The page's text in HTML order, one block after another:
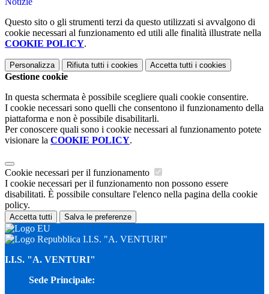
Questo sito o gli strumenti terzi da questo utilizzati si avvalgono di
cookie necessari al funzionamento ed utili alle finalità illustrate nella
COOKIE POLICY.
Personalizza Rifiuta tutti i cookies Accetta tutti i cookies
Gestione cookie
In questa schermata è possibile scegliere quali cookie consentire.
I cookie necessari sono quelli che consentono il funzionamento della
piattaforma e non è possibile disabilitarli.
Per conoscere quali sono i cookie necessari al funzionamento potete
visionare la COOKIE POLICY.
Cookie necessari per il funzionamento
I cookie necessari per il funzionamento non possono essere
disabilitati. È possibile consultare l'elenco nella pagina della cookie
policy.
Accetta tutti Salva le preferenze
I.I.S. "A. VENTURI"
I.I.S. "A. VENTURI"
Sede Principale: